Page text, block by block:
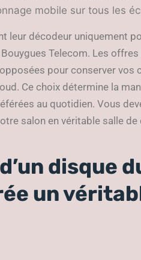
mobile sur tous les
leur décodeur uniquement
Telecom. Les
pour conserver vos
Ce choix détermine la
au quotidien. Vous
salon en véritable salle de
disque
un